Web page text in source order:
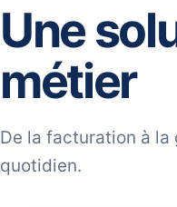
Une
métier
De la facturation à
quotidien.